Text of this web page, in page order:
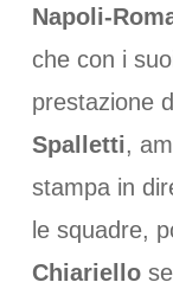
Napoli-
che con i
prestazione
Spalletti,
stampa in
le squadre,
Chiariello